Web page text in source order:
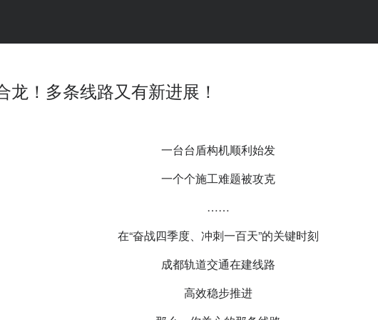
！多条线路又有新进展！
一台台盾构机顺利始发
一个个施工难题被攻克
……
在“奋战四季度、冲刺一百天”的关键时刻
成都轨道交通在建线路
高效稳步推进